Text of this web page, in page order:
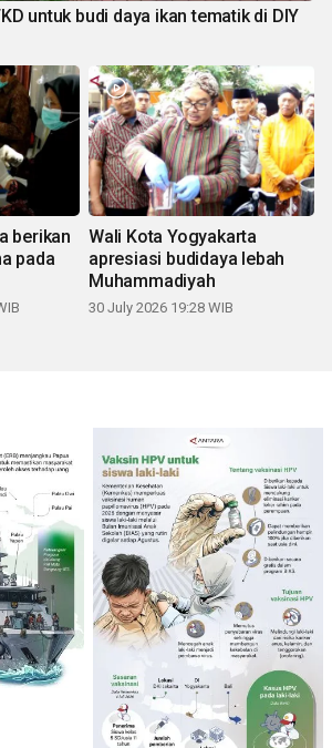
untuk budi daya ikan tematik di DIY
berikan
pada
Wali Kota Yogyakarta
apresiasi budidaya lebah
Muhammadiyah
30 July 2026 19:28 WIB